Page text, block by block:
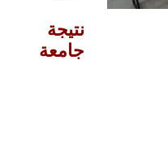
نتيجة
جامعة